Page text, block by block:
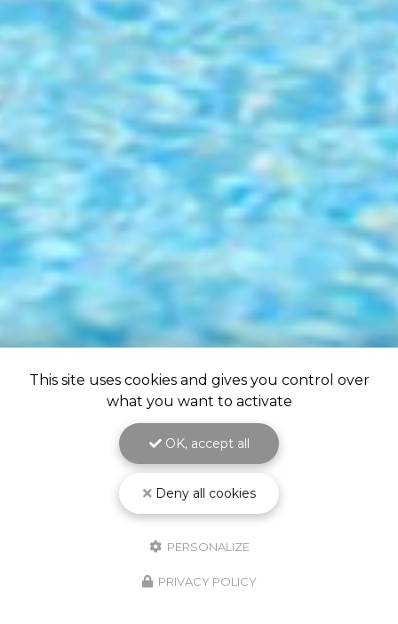
This site uses cookies and gives you control over
what you want to activate
OK, accept all
Deny all cookies
PERSONALIZE
PRIVACY POLICY